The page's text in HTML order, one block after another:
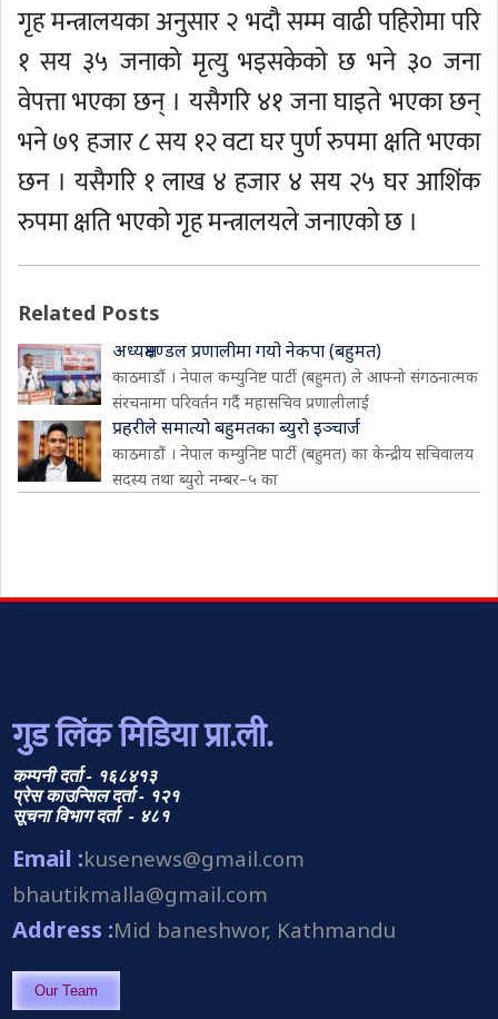
गृह मन्त्रालयका अनुसार २ भदौ सम्म वाढी पहिरोमा परि
१ सय ३५ जनाको मृत्यु भइसकेको छ भने ३० जना
वेपत्ता भएका छन् । यसैगरि ४१ जना घाइते भएका छन्
भने ७९ हजार ८ सय १२ वटा घर पुर्ण रुपमा क्षति भएका
छन । यसैगरि १ लाख ४ हजार ४ सय २५ घर आशिंक
रुपमा क्षति भएको गृह मन्त्रालयले जनाएको छ ।
Related Posts
अध्यक्षमण्डल प्रणालीमा गयो नेकपा (बहुमत)
काठमाडौं । नेपाल कम्युनिष्ट पार्टी (बहुमत) ले आफ्नो संगठनात्मक
संरचनामा परिवर्तन गर्दै महासचिव प्रणालीलाई
प्रहरीले समात्यो बहुमतका ब्युरो इञ्चार्ज
काठमाडौं । नेपाल कम्युनिष्ट पार्टी (बहुमत) का केन्द्रीय सचिवालय
सदस्य तथा ब्युरो नम्बर–५ का
गुड लिंक मिडिया प्रा.ली.
कम्पनी दर्ता - १६८४१३
प्रेस काउन्सिल दर्ता - १२१
सूचना विभाग दर्ता - ४८१
Email :kusenews@gmail.com
bhautikmalla@gmail.com
Address :Mid baneshwor, Kathmandu
Our Team